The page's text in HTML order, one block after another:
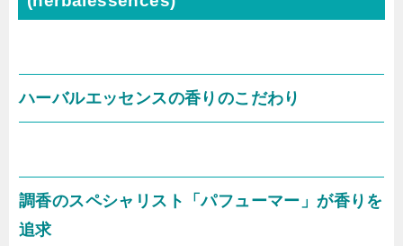
ハーバルエッセンスの香りのこだわり
調香のスペシャリスト「パフューマー」が香りを
追求